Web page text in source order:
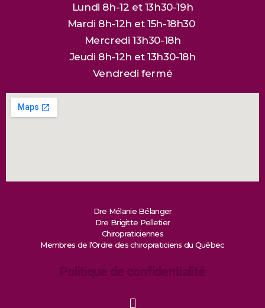
Lundi 8h-12 et 13h30-19h
Mardi 8h-12h et 15h-18h30
Mercredi 13h30-18h
Jeudi 8h-12h et 13h30-18h
Vendredi fermé
Dre Mélanie Bélanger
Dre Brigitte Pelletier
Chiropraticiennes
Membres de l’Ordre des chiropraticiens du Québec
Politique de confidentialité